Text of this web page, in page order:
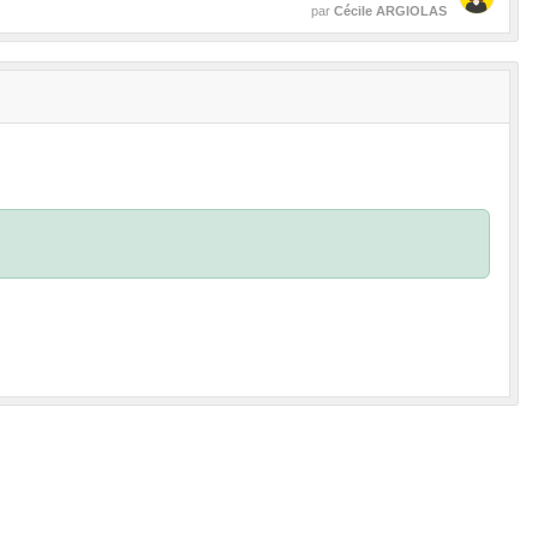
par Cécile ARGIOLAS